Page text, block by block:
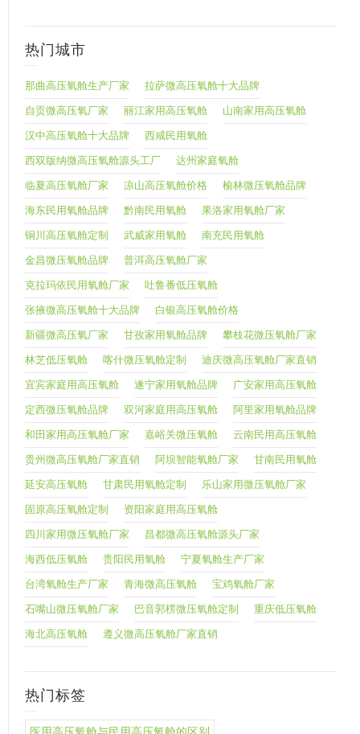
热门城市
那曲高压氧舱生产厂家 拉萨微高压氧舱十大品牌
自贡微高压氧厂家 丽江家用高压氧舱 山南家用高压氧舱
汉中高压氧舱十大品牌 西咸民用氧舱
西双版纳微高压氧舱源头工厂 达州家庭氧舱
临夏高压氧舱厂家 凉山高压氧舱价格 榆林微压氧舱品牌
海东民用氧舱品牌 黔南民用氧舱 果洛家用氧舱厂家
铜川高压氧舱定制 武威家用氧舱 南充民用氧舱
金昌微压氧舱品牌 普洱高压氧舱厂家
克拉玛依民用氧舱厂家 吐鲁番低压氧舱
张掖微高压氧舱十大品牌 白银高压氧舱价格
新疆微高压氧厂家 甘孜家用氧舱品牌 攀枝花微压氧舱厂家
林芝低压氧舱 喀什微压氧舱定制 迪庆微高压氧舱厂家直销
宜宾家庭用高压氧舱 遂宁家用氧舱品牌 广安家用高压氧舱
定西微压氧舱品牌 双河家庭用高压氧舱 阿里家用氧舱品牌
和田家用高压氧舱厂家 嘉峪关微压氧舱 云南民用高压氧舱
贵州微高压氧舱厂家直销 阿坝智能氧舱厂家 甘南民用氧舱
延安高压氧舱 甘肃民用氧舱定制 乐山家用微压氧舱厂家
固原高压氧舱定制 资阳家庭用高压氧舱
四川家用微压氧舱厂家 昌都微高压氧舱源头厂家
海西低压氧舱 贵阳民用氧舱 宁夏氧舱生产厂家
台湾氧舱生产厂家 青海微高压氧舱 宝鸡氧舱厂家
石嘴山微压氧舱厂家 巴音郭楞微压氧舱定制 重庆低压氧舱
海北高压氧舱 遵义微高压氧舱厂家直销
热门标签